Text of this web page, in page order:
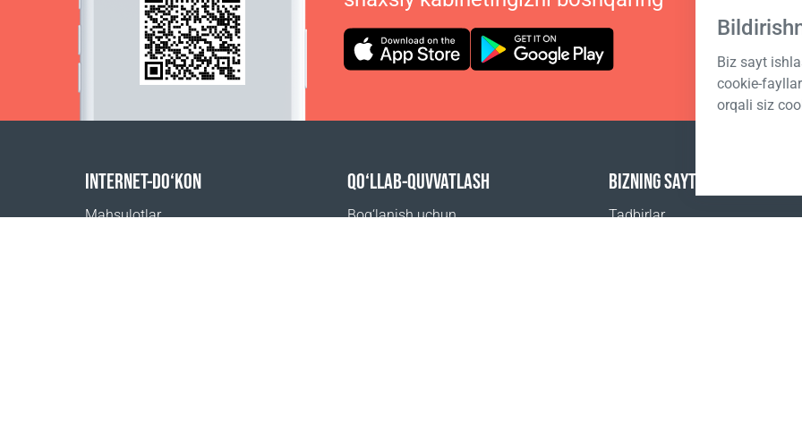
Biz sayt
cookie-
orqali siz
INTERNET-DO‘KON
Mahsulotlar
QO‘LLAB-QUVVATLASH
Bog‘lanish uchun
BIZNING SAYTLARIMIZ
Tadbirlar